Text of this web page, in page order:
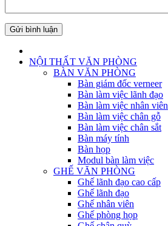
Gửi bình luận
NỘI THẤT VĂN PHÒNG
BÀN VĂN PHÒNG
Bàn giám đốc verneer
Bàn làm việc lãnh đạo
Bàn làm việc nhân viên
Bàn làm việc chân gỗ
Bàn làm việc chân sắt
Bàn máy tính
Bàn họp
Modul bàn làm việc
GHẾ VĂN PHÒNG
Ghế lãnh đạo cao cấp
Ghế lãnh đạo
Ghế nhân viên
Ghế phòng họp